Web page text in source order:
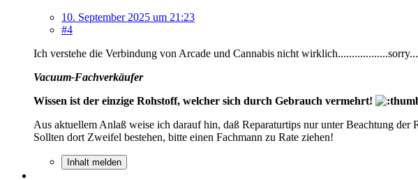
10. September 2025 um 21:23
#4
Ich verstehe die Verbindung von Arcade und Cannabis nicht
Vacuum-Fachverkäufer
Wissen ist der einzige Rohstoff, welcher sich durch Gebrauch vermehrt!
Aus aktuellem Anlaß weise ich darauf hin, daß Reparaturtips nur unter Beachtung
Sollten dort Zweifel bestehen, bitte einen Fachmann zu Rate ziehen!
Inhalt melden